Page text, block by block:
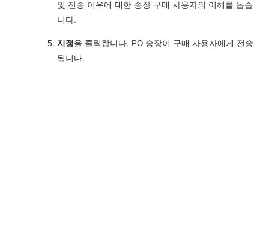
및 전송 이유에 대한 송장 구매 사용자의 이해를 돕습
니다.
지정을 클릭합니다. PO 송장이 구매 사용자에게 전송
됩니다.